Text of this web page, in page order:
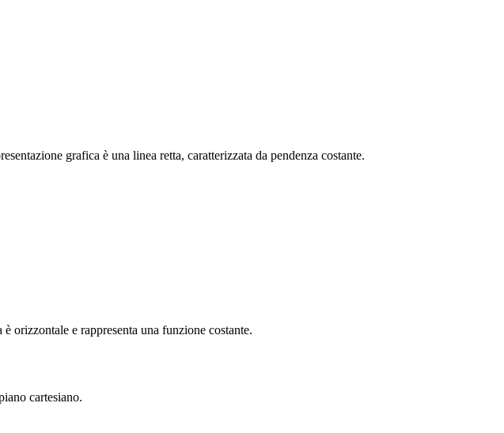
grafica è una linea retta, caratterizzata da pendenza costante.
orizzontale e rappresenta una funzione costante.
cartesiano.